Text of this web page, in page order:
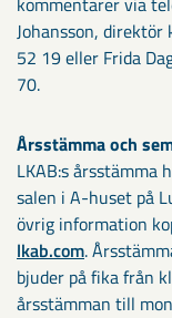
Johansson,
52 19 eller Frida
70.
Årsstämma och
LKAB:s årsstämma
salen i A-huset på
övrig information
lkab.com.
bjuder på fika från
årsstämman till